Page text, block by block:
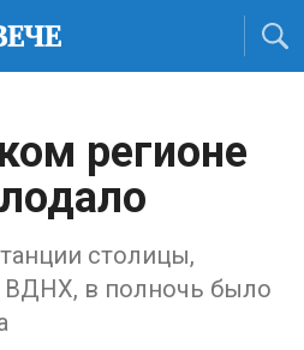
регионе
столицы,
ВДНХ, в полночь было